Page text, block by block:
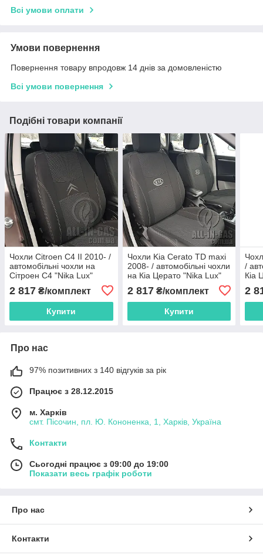
Всі умови оплати
Умови повернення
Повернення товару впродовж 14 днів за домовленістю
Всі умови повернення
Подібні товари компанії
Чохли Citroen C4 II 2010- /
автомобільні чохли на
Сітроен С4 "Nika Lux"
2 817 ₴/комплект
Купити
Чохли Kia Cerato TD maxi
2008- / автомобільні чохли
на Кіа Церато "Nika Lux"
2 817₴/комплект
Купити
/
Кіа
2
Про нас
97% позитивних з 140 відгуків за рік
Працює з 28.12.2015
м. Харків
смт. Пісочин, пл. Ю. Кононенка, 1, Харків, Україна
Контакти
Сьогодні працює з 09:00 до 19:00
Показати весь графік роботи
Про нас
Контакти